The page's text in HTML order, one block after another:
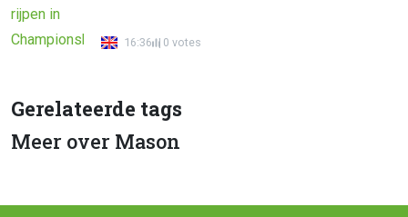
16:36 0 votes
Gerelateerde tags
Meer over Mason